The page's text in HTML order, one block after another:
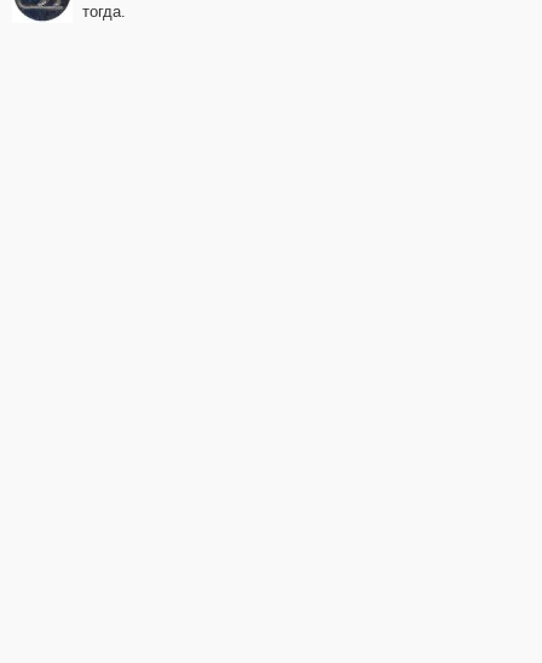
тогда.